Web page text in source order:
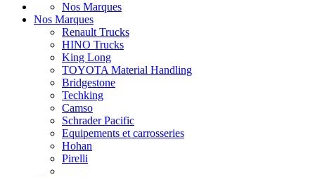
Nos Marques
Nos Marques
Renault Trucks
HINO Trucks
King Long
TOYOTA Material Handling
Bridgestone
Techking
Camso
Schrader Pacific
Equipements et carrosseries
Hohan
Pirelli